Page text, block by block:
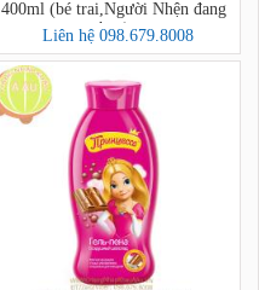
400ml (bé trai,Người Nhện đang
bay)
Liên hệ 098.679.8008